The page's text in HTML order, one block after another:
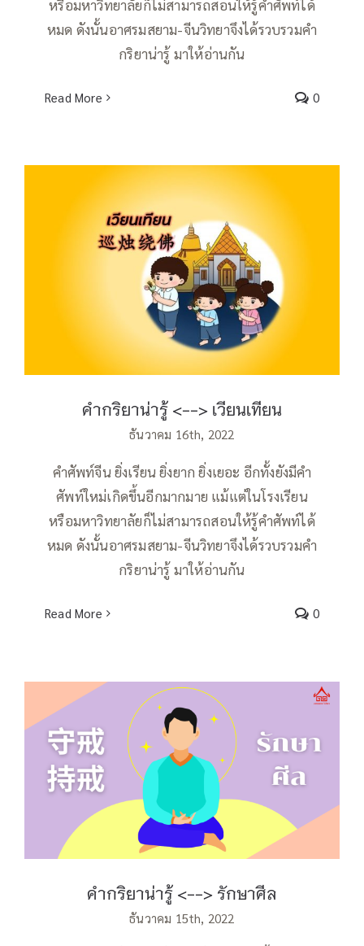
หรือมหาวิทยาลัยก็ไม่สามารถสอนให้รู้คำศัพท์ได้
หมด ดังนั้นอาศรมสยาม-จีนวิทยาจึงได้รวบรวมคำ
กริยาน่ารู้ มาให้อ่านกัน
Read More 0
คำกริยาน่ารู้ เวียนเทียน
คำกริยาน่ารู้ <--> เวียนเทียน
ธันวาคม 16th, 2022
คำศัพท์จีน ยิ่งเรียน ยิ่งยาก ยิ่งเยอะ อีกทั้งยังมีคำ
ศัพท์ใหม่เกิดขึ้นอีกมากมาย แม้แต่ในโรงเรียน
หรือมหาวิทยาลัยก็ไม่สามารถสอนให้รู้คำศัพท์ได้
หมด ดังนั้นอาศรมสยาม-จีนวิทยาจึงได้รวบรวมคำ
กริยาน่ารู้ มาให้อ่านกัน
Read More 0
คำกริยาน่ารู้ รักษาศีล
คำกริยาน่ารู้ <--> รักษาศีล
ธันวาคม 15th, 2022